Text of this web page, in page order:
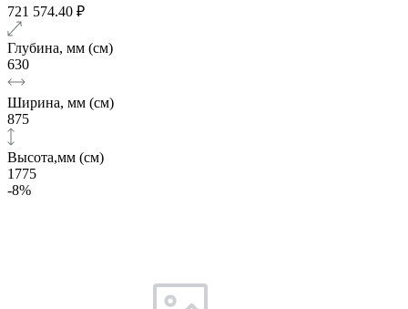
721 574.40 ₽
Глубина, мм (см)
630
Ширина, мм (см)
875
Высота,мм (см)
1775
-8%